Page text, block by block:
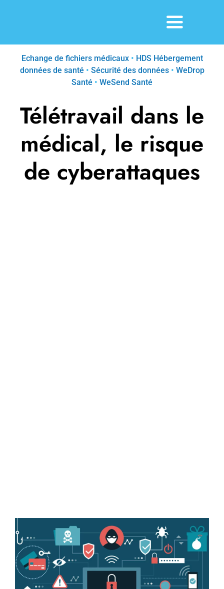
Toggle
Solutions
Paroles d’experts
Contact
Echange de fichiers médicaux• HDS Hébergement
données de santé • Sécurité des données• WeDrop
Santé • WeSend Santé
Télétravail dans le
médical, le risque
de cyberattaques